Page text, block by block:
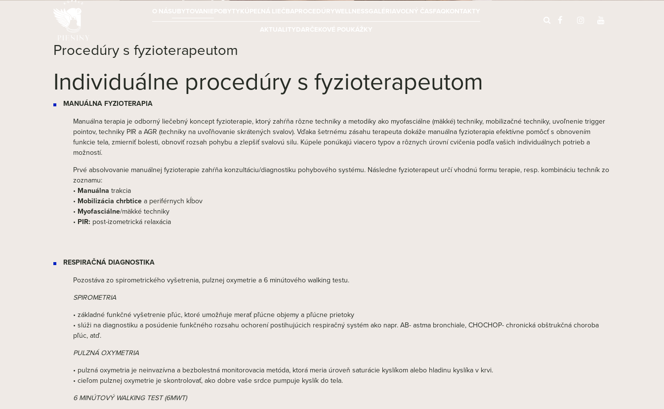
O NÁSUBYTOVANIEPOBYTYKÚPEĽNÁ LIEČBAPROCEDÚRYWELLNESSGALÉRIAVOĽNÝ ČASFAQKONTAKTY
AKTUALITYDARČEKOVÉ POUKÁŽKY
Procedúry s fyzioterapeutom
Individuálne procedúry s fyzioterapeutom
MANUÁLNA FYZIOTERAPIA
Manuálna terapia je odborný liečebný koncept fyzioterapie, ktorý zahŕňa rôzne techniky a metodiky ako myofasciálne (mäkké) techniky, mobilizačné techniky, uvoľnenie trigger
pointov, techniky PIR a AGR (techniky na uvoľňovanie skrátených svalov). Vďaka šetrnému zásahu terapeuta dokáže manuálna fyzioterapia efektívne pomôcť s obnovením
funkcie tela, zmierniť bolesti, obnoviť rozsah pohybu a zlepšiť svalovú silu. Kúpele ponúkajú viacero typov a rôznych úrovní cvičenia podľa vašich individuálnych potrieb a
možností.
Prvé absolvovanie manuálnej fyzioterapie zahŕňa konzultáciu/diagnostiku pohybového systému. Následne fyzioterapeut určí vhodnú formu terapie, resp. kombináciu techník zo
zoznamu:
• Manuálna trakcia
• Mobilizácia chrbticea periférnych kĺbov
• Myofasciálne/mäkké techniky
• PIR: post-izometrická relaxácia
RESPIRAČNÁ DIAGNOSTIKA
Pozostáva zo spirometrického vyšetrenia, pulznej oxymetrie a 6 minútového walking testu.
SPIROMETRIA
• základné funkčné vyšetrenie pľúc, ktoré umožňuje merať pľúcne objemy a pľúcne prietoky
• slúži na diagnostiku a posúdenie funkčného rozsahu ochorení postihujúcich respiračný systém ako napr. AB- astma bronchiale, CHOCHOP- chronická obštrukčná choroba
pľúc, atď.
PULZNÁ OXYMETRIA
• pulzná oxymetria je neinvazívna a bezbolestná monitorovacia metóda, ktorá meria úroveň saturácie kyslíkom alebo hladinu kyslíka v krvi.
• cieľom pulznej oxymetrie je skontrolovať, ako dobre vaše srdce pumpuje kyslík do tela.
6 MINÚTOVÝ WALKING TEST (6MWT)